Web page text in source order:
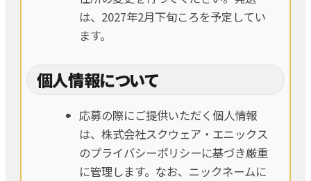
は、2027年2月下旬ころを予定してい
ます。
個人情報について
応募の際にご提供いただく個人情報
は、株式会社スクウェア・エニックス
のプライバシーポリシーに基づき厳重
に管理します。なお、ニックネームに